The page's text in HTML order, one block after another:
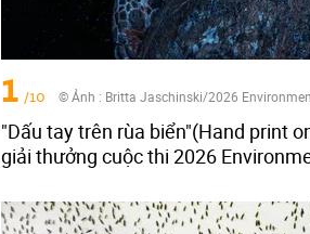
1 /10 © Ảnh : Britta Jaschinski/2026
"Dấu tay trên rùa biển"(Hand print
giải thưởng cuộc thi 2026